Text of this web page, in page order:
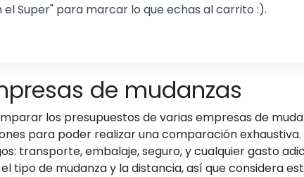
Super" para marcar lo que echas al carrito :).
de mudanzas
los presupuestos de varias empresas de
para poder realizar una comparación exhaustiva.
transporte, embalaje, seguro, y cualquier gasto
tipo de mudanza y la distancia, así que considera